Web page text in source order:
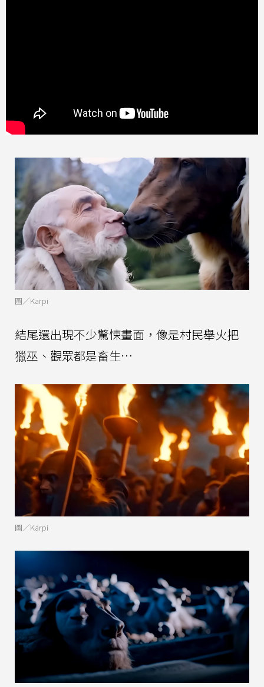
圖／Karpi
結尾還出現不少驚悚畫面，像是村民舉火把
獵巫、觀眾都是畜生…
圖／Karpi